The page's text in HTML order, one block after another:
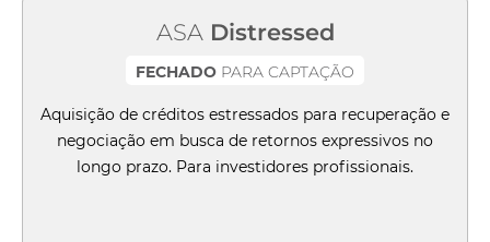
ASADistressed
FECHADO PARA CAPTAÇÃO
Aquisição de créditos estressados para recuperação e
negociação em busca de retornos expressivos no
longo prazo. Para investidores profissionais.